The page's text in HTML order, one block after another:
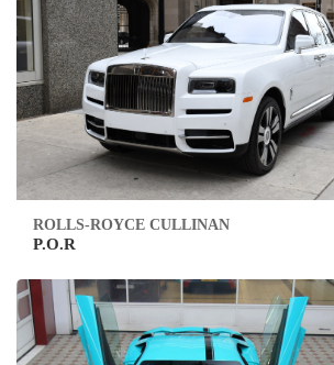
ROLLS-ROYCE CULLINAN
P.O.R